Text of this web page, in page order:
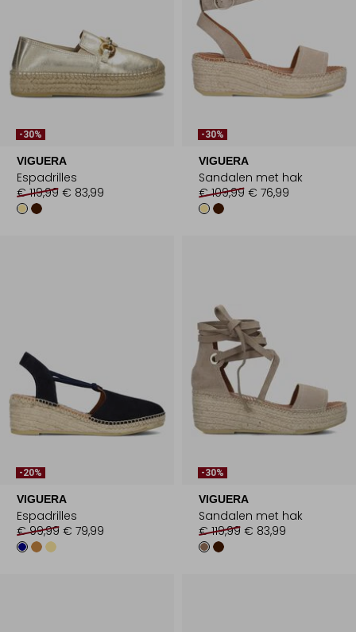
-30%
VIGUERA
Espadrilles
€ 119,99 € 83,99
-30%
VIGUERA
Sandalen met hak
€ 109,99 € 76,99
-20%
VIGUERA
Espadrilles
€ 99,99 € 79,99
-30%
VIGUERA
Sandalen met hak
€ 119,99 € 83,99